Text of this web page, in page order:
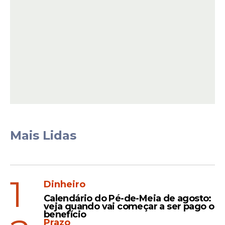
Olinda e Recife registram
maiores acumulados em
24h
Mais Lidas
1
Dinheiro
Calendário do Pé-de-Meia de agosto:
veja quando vai começar a ser pago o
benefício
Prazo